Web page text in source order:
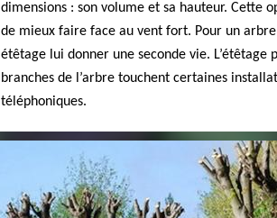
dimensions : son volume et sa hauteur. Cette
de mieux faire face au vent fort. Pour un
étêtage lui donner une seconde vie. L’étêtage
branches de l’arbre touchent certaines
téléphoniques.